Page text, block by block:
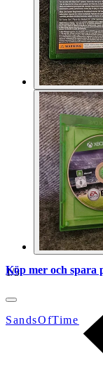
1/3
SandsOfTime
Köp mer och spara